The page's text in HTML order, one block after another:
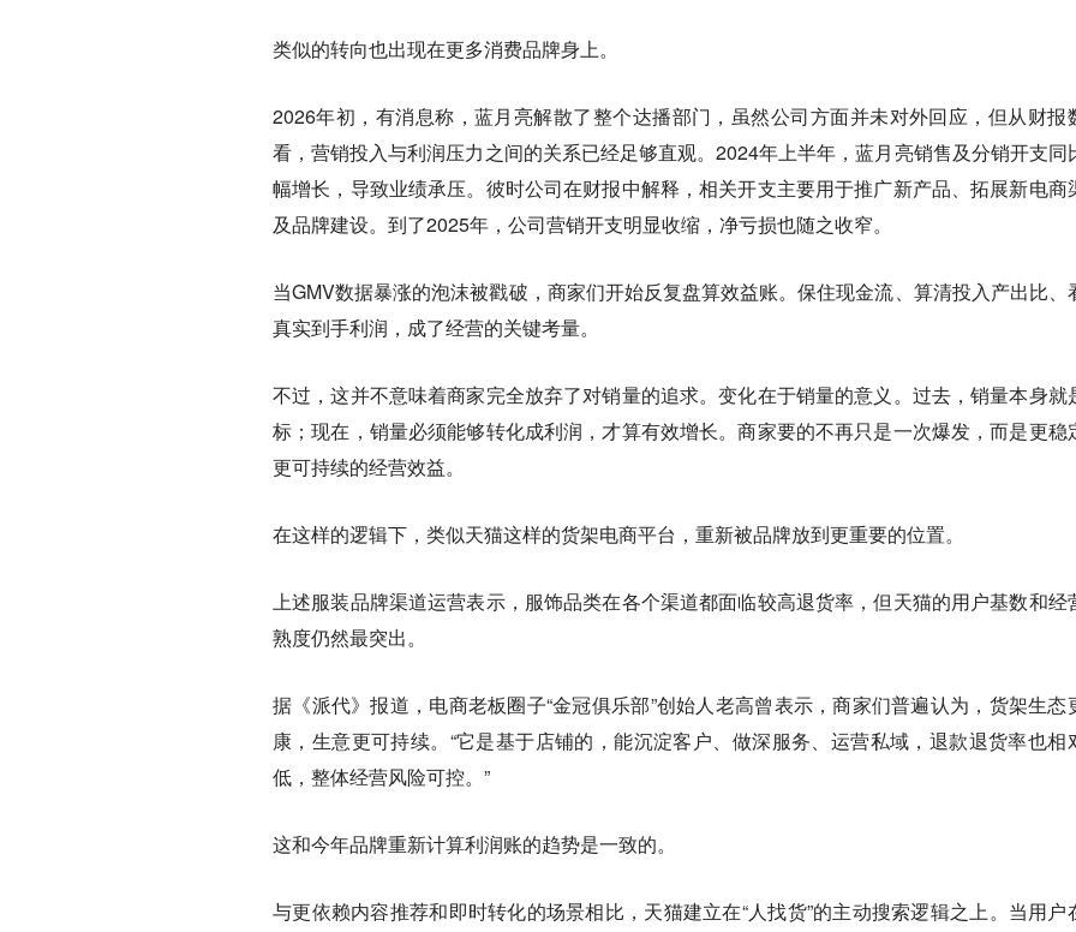
类似的转向也出现在更多消费品牌身上。
2026年初，有消息称，蓝月亮解散了整个达播部门，虽然公司方面并未对外回应，但从财报
看，营销投入与利润压力之间的关系已经足够直观。2024年上半年，蓝月亮销售及分销开支同
幅增长，导致业绩承压。彼时公司在财报中解释，相关开支主要用于推广新产品、拓展新电商
及品牌建设。到了2025年，公司营销开支明显收缩，净亏损也随之收窄。
当GMV数据暴涨的泡沫被戳破，商家们开始反复盘算效益账。保住现金流、算清投入产出比、
真实到手利润，成了经营的关键考量。
不过，这并不意味着商家完全放弃了对销量的追求。变化在于销量的意义。 过去，销量本身就
标；现在，销量必须能够转化成利润，才算有效增长。商家要的不再只是一次爆发，而是更稳
更可持续的经营效益。
在这样的逻辑下，类似天猫这样的货架电商平台，重新被品牌放到更重要的位置。
上述服装品牌渠道运营表示，服饰品类在各个渠道都面临较高退货率，但天猫的用户基数和经
熟度仍然最突出。
据《派代》报道，电商老板圈子“金冠俱乐部”创始人老高曾表示，商家们普遍认为，货架生态
康，生意更可持续。“它是基于店铺的，能沉淀客户、做深服务、运营私域，退款退货率也相
低，整体经营风险可控。”
这和今年品牌重新计算利润账的趋势是一致的。
与更依赖内容推荐和即时转化的场景相比，天猫建立在“人找货”的主动搜索逻辑之上。当用户